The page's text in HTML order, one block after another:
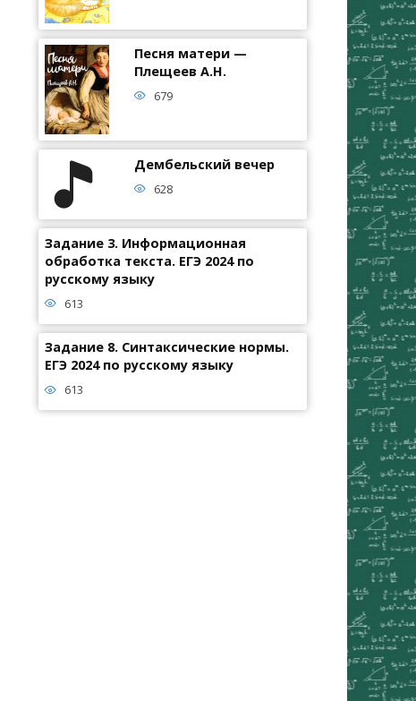
Песня матери —
Плещеев А.Н.
679
Дембельский вечер
628
Задание 3. Информационная
обработка текста. ЕГЭ 2024 по
русскому языку
613
Задание 8. Синтаксические нормы.
ЕГЭ 2024 по русскому языку
613